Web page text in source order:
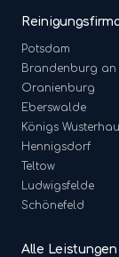
Potsdam
Brandenburg
Oranienburg
Eberswalde
Königs
Hennigsdorf
Teltow
Ludwigsfelde
Schönefeld
Alle Leistungen